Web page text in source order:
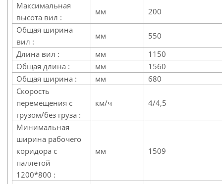
Максимальная
высота вил :
мм
200
Общая ширина
вил :
мм
550
Длина вил :
мм
1150
Общая длина :
мм
1560
Общая ширина :
мм
680
Скорость
перемещения с
грузом/без груза :
км/ч 4/4,5
Минимальная
ширина рабочего
коридора с
паллетой
1200*800 :
мм 1509